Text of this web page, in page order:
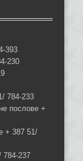
393
230
784-233
послове +
+ 387 51/
237